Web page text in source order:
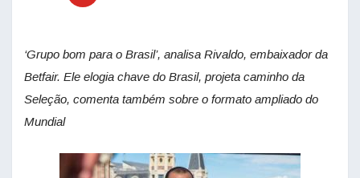
‘Grupo bom para o Brasil’, analisa Rivaldo, embaixador da
Betfair. Ele elogia chave do Brasil, projeta caminho da
Seleção, comenta também sobre o formato ampliado do
Mundial